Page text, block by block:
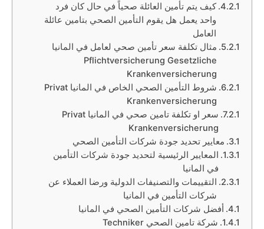
كيف يتم تأمين العائلة صحياً في حال كان فرد
واحد يعمل هل يقوم التأمين الصحي بتامين عائلة
العامل
مثال تكلفة سعر تأمين صحي لعامل في المانيا
Pflichtversicherung Gesetzliche
Krankenversicherung
شروط التأمين الصحي الخاص في المانيا Privat
Krankenversicherung
سعر او تكلفة تامين صحي في المانيا Privat
Krankenversicherung
معايير تحديد جودة شركات التأمين الصحي
المعايير الرئيسية لتحديد جودة شركات التأمين
في المانيا
التقييمات والتصنيفات الدولية ورضا العملاء عن
شركات التأمين في المانيا
أفضل شركات التأمين الصحي في المانيا
شركة تامين الصحي Techniker